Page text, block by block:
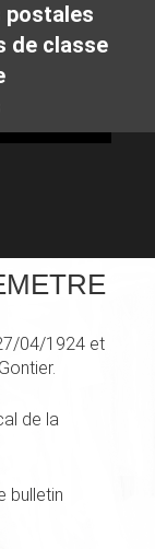
postales
de classe
04/1924 et
de la
bulletin